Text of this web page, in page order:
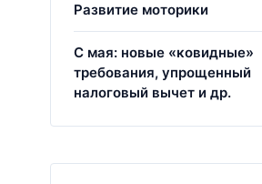
Развитие моторики
С мая: новые «ковидные»
требования, упрощенный
налоговый вычет и др.